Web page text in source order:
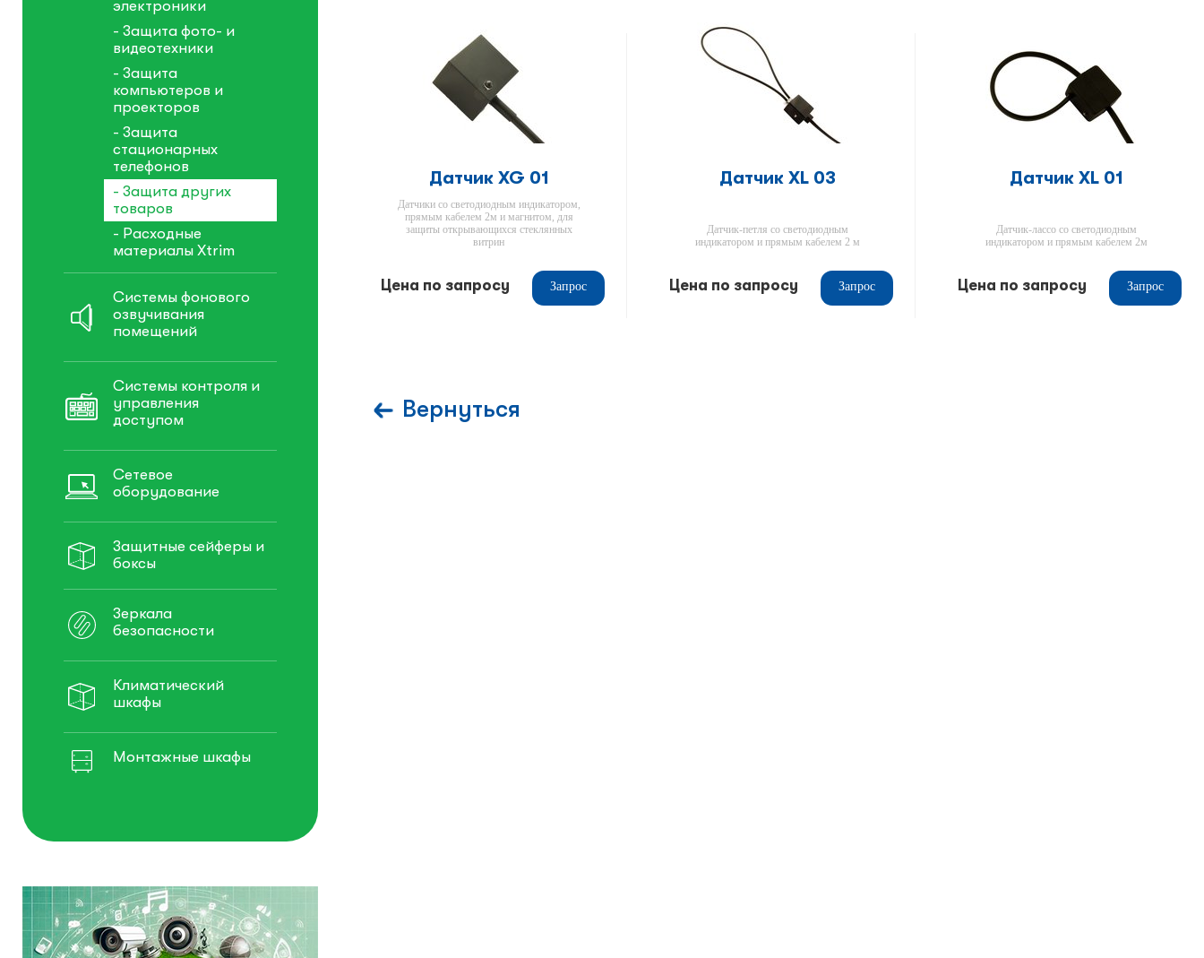
электроники
- Защита фото- и
видеотехники
- Защита
компьютеров и
проекторов
- Защита
стационарных
телефонов
- Защита других
товаров
- Расходные
материалы Xtrim
Системы фонового
озвучивания
помещений
Системы контроля и
управления
доступом
Сетевое
оборудование
Защитные сейферы и
боксы
Зеркала
безопасности
Климатический
шкафы
Монтажные шкафы
Датчик XG 01
Датчики со светодиодным индикатором,
прямым кабелем 2м и магнитом, для
защиты открывающихся стеклянных
витрин
Цена по запросу Запрос
Датчик XL 03
Датчик-петля со светодиодным
индикатором и прямым кабелем 2 м
Цена по запросу Запрос
Датчик XL 01
Датчик-лассо со светодиодным
индикатором и прямым кабелем 2м
Цена по запросу Запрос
Вернуться